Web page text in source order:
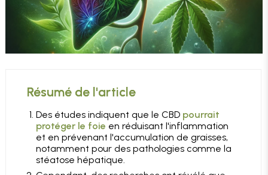
Résumé de l'article
Des études indiquent que le CBD pourrait
protéger le foie en réduisant l'inflammation
et en prévenant l'accumulation de graisses,
notamment pour des pathologies comme la
stéatose hépatique.